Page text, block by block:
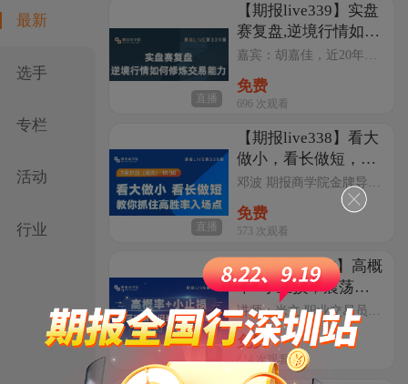
最新
选手
专栏
活动
行业
直播
【期报live339】实盘
赛复盘,逆境行情如何
修炼交易能力
免费
696 次观看
直播
【期报live338】看大
做小，看长做短，教
你抓住高胜率入场点
免费
573 次观看
【期报live 337】高概
率+小止损，震荡行
情依旧盈利的两大秘
诀
免费
814 次观看